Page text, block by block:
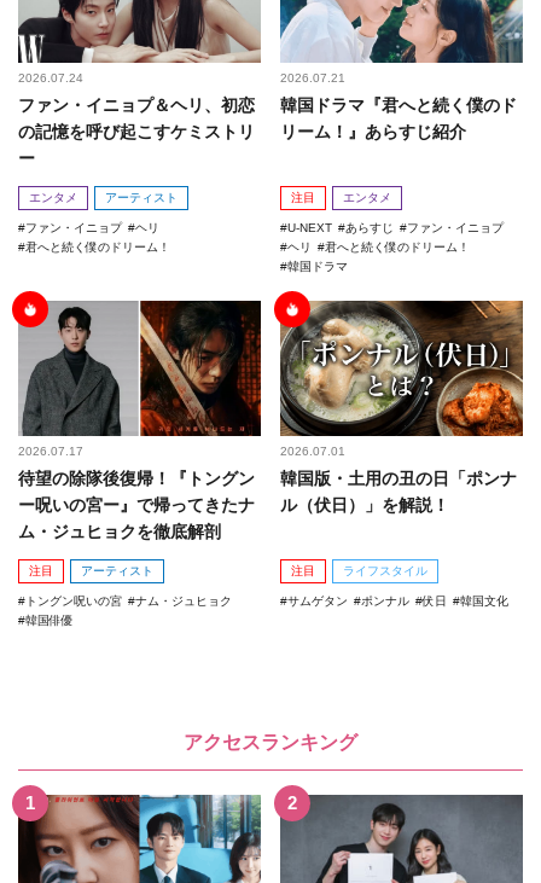
2026.07.24
ファン・イニョプ＆ヘリ、初恋
の記憶を呼び起こすケミストリ
ー
エンタメ アーティスト
ファン・イニョプ
ヘリ
君へと続く僕のドリーム！
2026.07.21
韓国ドラマ『君へと続く僕のド
リーム！』あらすじ紹介
注目 エンタメ
U-NEXT あらすじ
ファン・イニョプ
ヘリ
君へと続く僕のドリーム！
韓国ドラマ
2026.07.17
待望の除隊後復帰！『トングン
ー呪いの宮ー』で帰ってきたナ
ム・ジュヒョクを徹底解剖
注目 アーティスト
トングン呪いの宮
ナム・ジュヒョク
韓国俳優
2026.07.01
韓国版・土用の丑の日「ポンナ
ル（伏日）」を解説！
注目 ライフスタイル
サムゲタン ポンナル 伏日 韓国文化
アクセスランキング